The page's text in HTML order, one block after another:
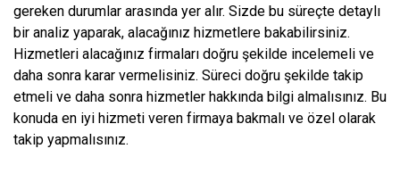
gereken durumlar arasında yer alır. Sizde bu süreçte detaylı
bir analiz yaparak, alacağınız hizmetlere bakabilirsiniz.
Hizmetleri alacağınız firmaları doğru şekilde incelemeli ve
daha sonra karar vermelisiniz. Süreci doğru şekilde takip
etmeli ve daha sonra hizmetler hakkında bilgi almalısınız. Bu
konuda en iyi hizmeti veren firmaya bakmalı ve özel olarak
takip yapmalısınız.